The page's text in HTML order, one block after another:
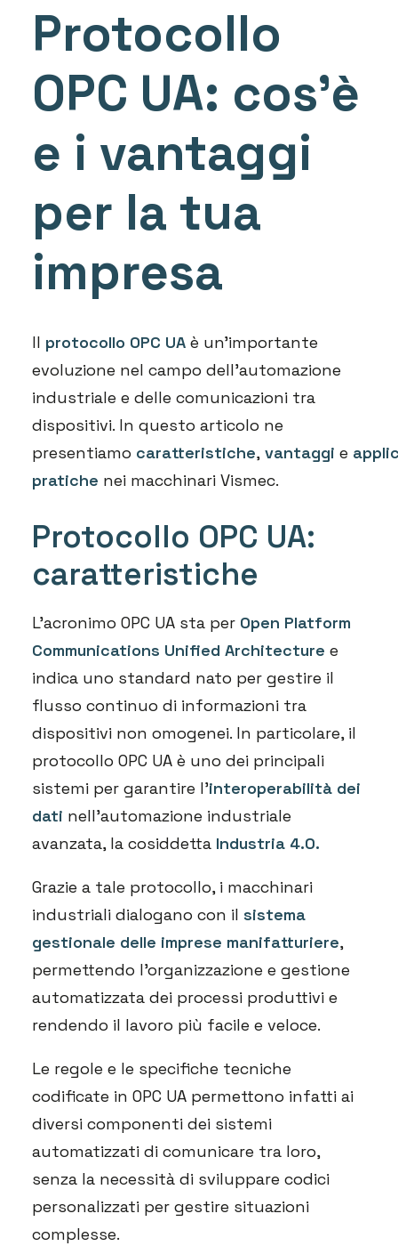
Protocollo
OPC UA: cos’è
e i vantaggi
per la tua
impresa
Il protocollo OPC UA è un’importante
evoluzione nel campo dell’automazione
industriale e delle comunicazioni tra
dispositivi. In questo articolo ne
presentiamo caratteristiche, vantaggi e
pratiche nei macchinari Vismec.
Protocollo OPC UA:
caratteristiche
L’acronimo OPC UA sta per Open Platform
Communications Unified Architecture e
indica uno standard nato per gestire il
flusso continuo di informazioni tra
dispositivi non omogenei. In particolare, il
protocollo OPC UA è uno dei principali
sistemi per garantire l’interoperabilità dei
dati nell’automazione industriale
avanzata, la cosiddetta Industria 4.0.
Grazie a tale protocollo, i macchinari
industriali dialogano con il sistema
gestionale delle imprese manifatturiere,
permettendo l’organizzazione e gestione
automatizzata dei processi produttivi e
rendendo il lavoro più facile e veloce.
Le regole e le specifiche tecniche
codificate in OPC UA permettono infatti ai
diversi componenti dei sistemi
automatizzati di comunicare tra loro,
senza la necessità di sviluppare codici
personalizzati per gestire situazioni
complesse.